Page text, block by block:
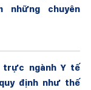
những chuyên
trực ngành Y tế
định như thế